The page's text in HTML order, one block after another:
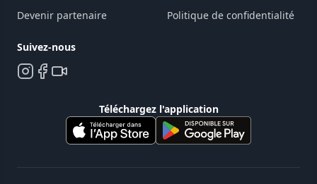
Devenir partenaire
Politique de confidentialité
Suivez-nous
Téléchargez l'application